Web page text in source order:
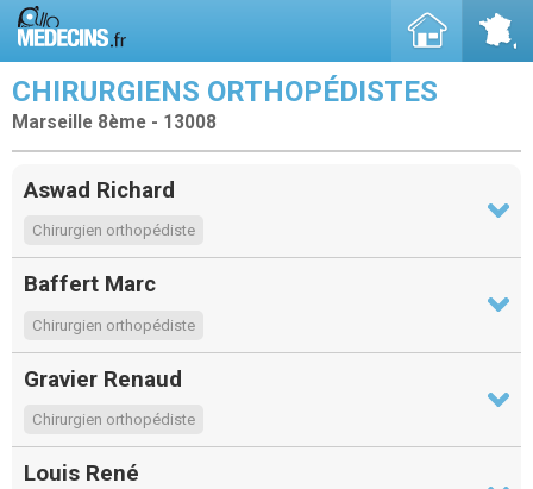
CHIRURGIENS ORTHOPÉDISTES
Marseille 8ème - 13008
Aswad Richard
Chirurgien orthopédiste
Baffert Marc
Chirurgien orthopédiste
Gravier Renaud
Chirurgien orthopédiste
Louis René